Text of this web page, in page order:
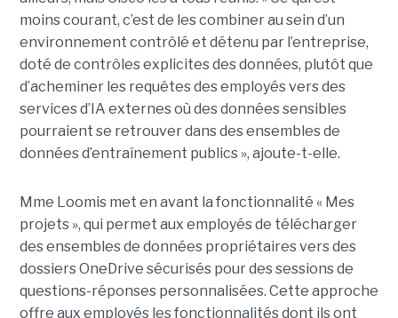
moins courant, c’est de les combiner au sein d’un
environnement contrôlé et détenu par l’entreprise,
doté de contrôles explicites des données, plutôt que
d’acheminer les requêtes des employés vers des
services d’IA externes où des données sensibles
pourraient se retrouver dans des ensembles de
données d’entraînement publics », ajoute-t-elle.
Mme Loomis met en avant la fonctionnalité « Mes
projets », qui permet aux employés de télécharger
des ensembles de données propriétaires vers des
dossiers OneDrive sécurisés pour des sessions de
questions-réponses personnalisées. Cette approche
offre aux employés les fonctionnalités dont ils ont